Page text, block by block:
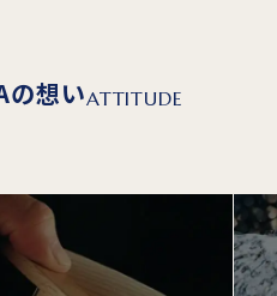
ブル
リエーション
ブル
イズ
ブル
品価格
の想いATTITUDE